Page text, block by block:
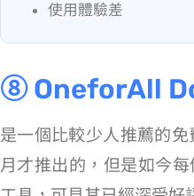
使用體驗差
⑧ OneforAll
是一個比較少人推薦的免費
月才推出的，但是如今每